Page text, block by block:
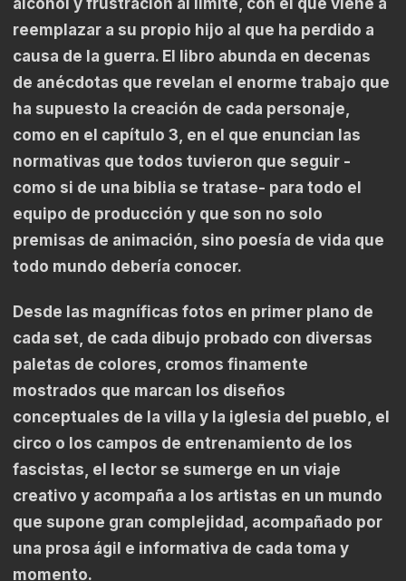
reemplazar a su propio hijo al que ha perdido a
causa de la guerra. El libro abunda en decenas
de anécdotas que revelan el enorme trabajo que
ha supuesto la creación de cada personaje,
como en el capítulo 3, en el que enuncian las
normativas que todos tuvieron que seguir -
como si de una biblia se tratase- para todo el
equipo de producción y que son no solo
premisas de animación, sino poesía de vida que
todo mundo debería conocer.
Desde las magníficas fotos en primer plano de
cada set, de cada dibujo probado con diversas
paletas de colores, cromos finamente
mostrados que marcan los diseños
conceptuales de la villa y la iglesia del pueblo, el
circo o los campos de entrenamiento de los
fascistas, el lector se sumerge en un viaje
creativo y acompaña a los artistas en un mundo
que supone gran complejidad, acompañado por
una prosa ágil e informativa de cada toma y
momento.